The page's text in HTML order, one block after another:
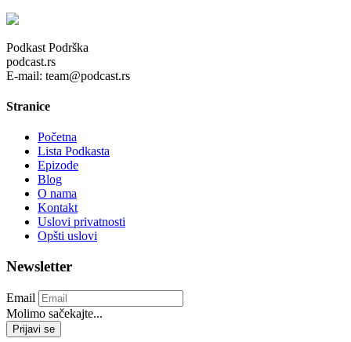
Podkast Podrška
podcast.rs
E-mail: team@podcast.rs
Stranice
Početna
Lista Podkasta
Epizode
Blog
O nama
Kontakt
Uslovi privatnosti
Opšti uslovi
Newsletter
Email
Molimo sačekajte...
Prijavi se